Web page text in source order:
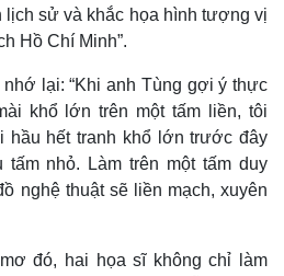
lịch sử và khắc họa hình tượng vị
Hồ Chí Minh”.
lại: “Khi anh Tùng gợi ý thực
khổ lớn trên một tấm liền, tôi
hầu hết tranh khổ lớn trước đây
nhỏ. Làm trên một tấm duy
nghệ thuật sẽ liền mạch, xuyên
đó, hai họa sĩ không chỉ làm